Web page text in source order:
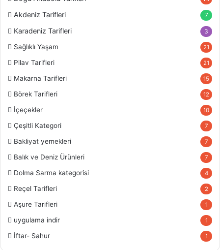
Akdeniz Tarifleri 7
Karadeniz Tarifleri 3
Sağlıklı Yaşam 21
Pilav Tarifleri 21
Makarna Tarifleri 15
Börek Tarifleri 12
İçeçekler 10
Çeşitli Kategori 7
Bakliyat yemekleri 7
Balık ve Deniz Ürünleri 7
Dolma Sarma kategorisi 4
Reçel Tarifleri 2
Aşure Tarifleri 1
uygulama indir 1
İftar- Sahur 1